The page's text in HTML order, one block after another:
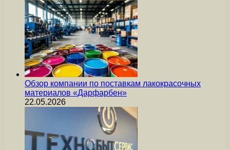
Обзор компании по поставкам лакокрасочных
материалов «Дарфарбен»
22.05.2026